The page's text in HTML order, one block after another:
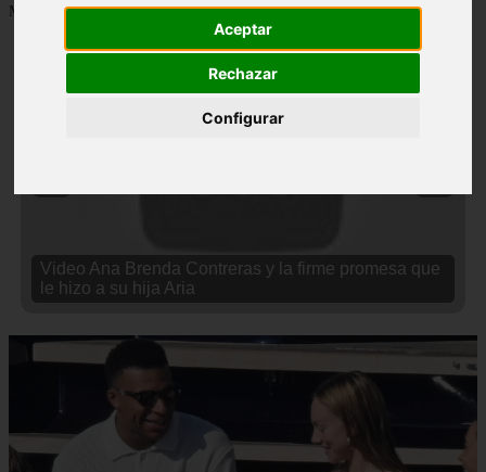
Aceptar
Rechazar
Configurar
Mostrando 1 - 24 de 2833 artículos
Video Ana Brenda Contreras y la firme promesa que
le hizo a su hija Aria